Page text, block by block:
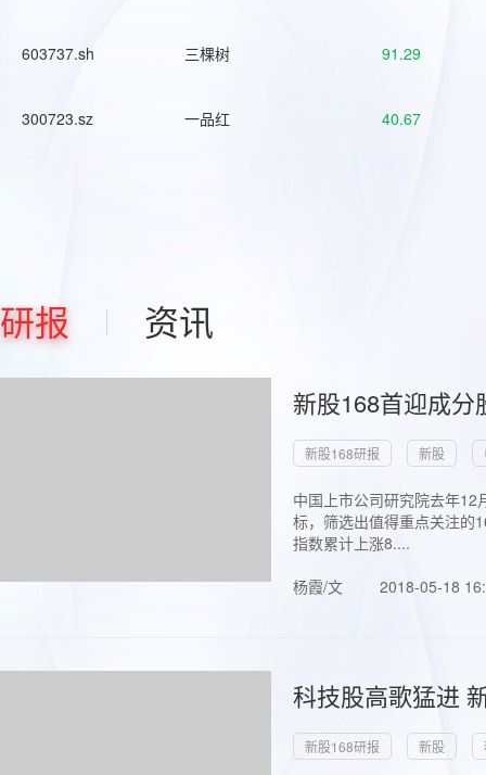
603737.sh 三棵树 91.29
300723.sz 一品红 40.67
研报 资讯
新股168首迎成
新股168研报 新股
中国上市公司研究院去年
标，筛选出值得重点关注的
指数累计上涨8....
杨霞/文
2018-05-18
科技股高歌猛进
新股168研报 新股